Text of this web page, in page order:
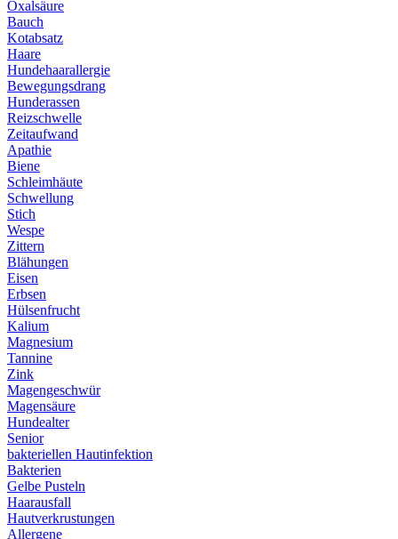
Oxalsäure
Bauch
Kotabsatz
Haare
Hundehaarallergie
Bewegungsdrang
Hunderassen
Reizschwelle
Zeitaufwand
Apathie
Biene
Schleimhäute
Schwellung
Stich
Wespe
Zittern
Blähungen
Eisen
Erbsen
Hülsenfrucht
Kalium
Magnesium
Tannine
Zink
Magengeschwür
Magensäure
Hundealter
Senior
bakteriellen Hautinfektion
Bakterien
Gelbe Pusteln
Haarausfall
Hautverkrustungen
Allergene